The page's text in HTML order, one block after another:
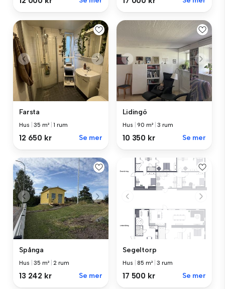
Farsta
Hus |35 m² |1 rum
12 650 kr Se mer
Lidingö
Hus |90 m² |3 rum
10 350 kr Se mer
Spånga
Hus |35 m² |2 rum
13 242 kr Se mer
Segeltorp
Hus |85 m² |3 rum
17 500 kr Se mer